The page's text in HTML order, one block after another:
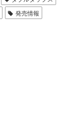
発売情報